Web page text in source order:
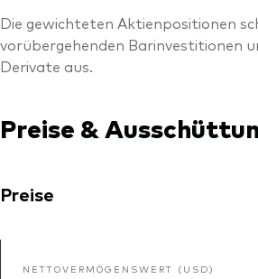
Die gewichteten Aktienpositionen
vorübergehenden Barinvestitionen
Derivate aus.
Preise &
Preise
NETTOVERMÖGENSWERT (USD)